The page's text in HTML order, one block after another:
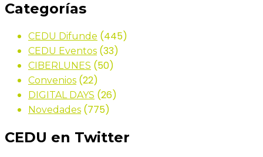
Categorías
CEDU Difunde (445)
CEDU Eventos (33)
CIBERLUNES (50)
Convenios (22)
DIGITAL DAYS (26)
Novedades (775)
CEDU en Twitter